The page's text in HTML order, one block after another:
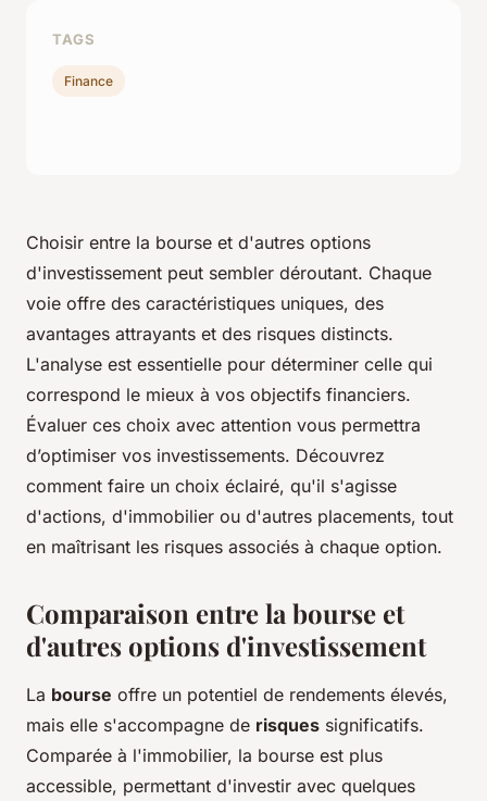
Choisir entre la bourse et d'autres options
d'investissement peut sembler déroutant. Chaque
voie offre des caractéristiques uniques, des
avantages attrayants et des risques distincts.
L'analyse est essentielle pour déterminer celle qui
correspond le mieux à vos objectifs financiers.
Évaluer ces choix avec attention vous permettra
d’optimiser vos investissements. Découvrez
comment faire un choix éclairé, qu'il s'agisse
d'actions, d'immobilier ou d'autres placements, tout
en maîtrisant les risques associés à chaque option.
Comparaison entre la bourse et
d'autres options d'investissement
La bourse offre un potentiel de rendements élevés,
mais elle s'accompagne de risques significatifs.
Comparée à l'immobilier, la bourse est plus
accessible, permettant d'investir avec quelques
TAGS
Finance